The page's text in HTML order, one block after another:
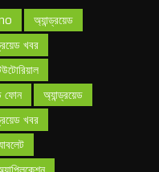
অ্যান্ড্রয়েড
খবর
ফোন
অ্যান্ড্রয়েড
খবর